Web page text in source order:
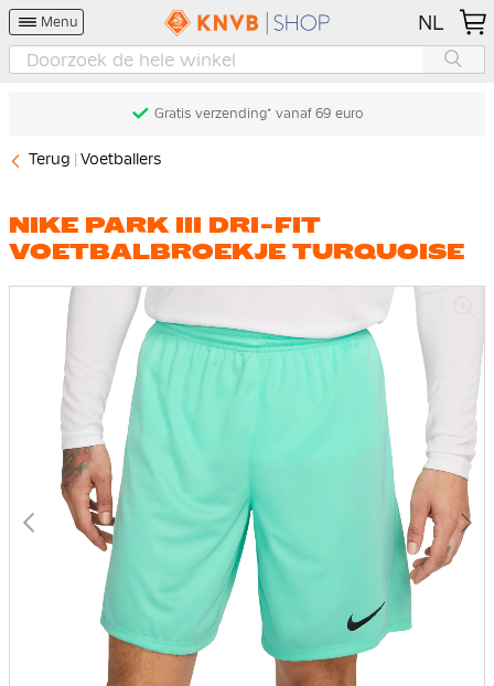
Menu NL
Gratis verzending* vanaf 69 euro
Terug Voetballers
NIKE PARK III DRI-FIT
VOETBALBROEKJE TURQUOISE